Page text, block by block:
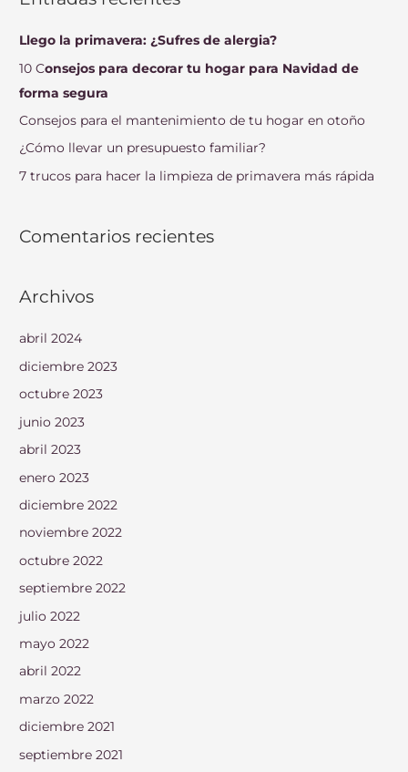
c
r
:
Llego la primavera: ¿Sufres de alergia?
10 Consejos para decorar tu hogar para Navidad de
forma segura
Consejos para el mantenimiento de tu hogar en otoño
¿Cómo llevar un presupuesto familiar?
7 trucos para hacer la limpieza de primavera más rápida
Comentarios recientes
Archivos
abril 2024
diciembre 2023
octubre 2023
junio 2023
abril 2023
enero 2023
diciembre 2022
noviembre 2022
octubre 2022
septiembre 2022
julio 2022
mayo 2022
abril 2022
marzo 2022
diciembre 2021
septiembre 2021